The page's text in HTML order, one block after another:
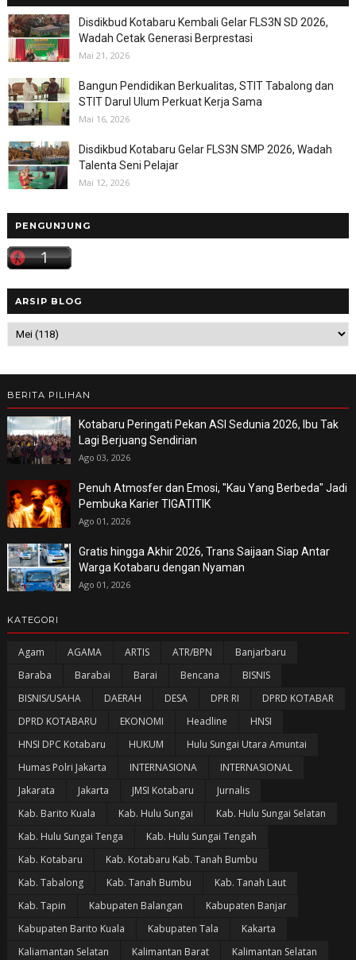
Disdikbud Kotabaru Kembali Gelar FLS3N SD 2026,
Wadah Cetak Generasi Berprestasi
Mai 21, 2026
Bangun Pendidikan Berkualitas, STIT Tabalong dan
STIT Darul Ulum Perkuat Kerja Sama
Mai 16, 2026
Disdikbud Kotabaru Gelar FLS3N SMP 2026, Wadah
Talenta Seni Pelajar
Mai 12, 2026
PENGUNJUNG
ARSIP BLOG
BERITA PILIHAN
Kotabaru Peringati Pekan ASI Sedunia 2026, Ibu Tak
Lagi Berjuang Sendirian
Ago 03, 2026
Penuh Atmosfer dan Emosi, "Kau Yang Berbeda" Jadi
Pembuka Karier TIGATITIK
Ago 01, 2026
Gratis hingga Akhir 2026, Trans Saijaan Siap Antar
Warga Kotabaru dengan Nyaman
Ago 01, 2026
KATEGORI
Agam AGAMA ARTIS ATR/BPN
Banjarbaru
Baraba
Barabai Barai Bencana
BISNIS
BISNIS/USAHA
DAERAH DESA DPR RI
DPRD KOTABAR
DPRD KOTABARU
EKONOMI Headline
HNSI
HNSI DPC Kotabaru
HUKUM
Hulu Sungai Utara Amuntai
Humas Polri Jakarta
INTERNASIONA
INTERNASIONAL
Jakarata
Jakarta JMSI Kotabaru
Jurnalis
Kab. Barito Kuala
Kab. Hulu Sungai
Kab. Hulu Sungai Selatan
Kab. Hulu Sungai Tenga
Kab. Hulu Sungai Tengah
Kab. Kotabaru
Kab. Kotabaru Kab. Tanah Bumbu
Kab. Tabalong
Kab. Tanah Bumbu
Kab. Tanah Laut
Kab. Tapin
Kabupaten Balangan
Kabupaten Banjar
Kabupaten Barito Kuala
Kabupaten Tala
Kakarta
Kaliamantan Selatan
Kalimantan Barat
Kalimantan Selatan